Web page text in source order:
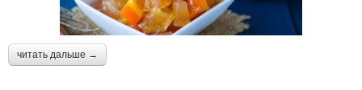
читать дальше →